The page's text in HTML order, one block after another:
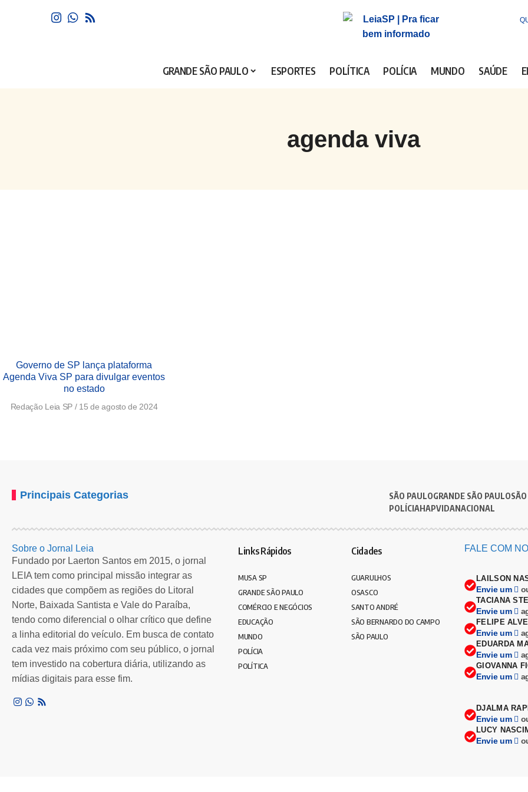
GRANDE SÃO PAULO ESPORTES POLÍTICA POLÍCIA MUNDO SAÚDE
agenda viva
Governo de SP lança plataforma
Agenda Viva SP para divulgar eventos
no estado
Redação Leia SP 15 de agosto de 2024
Principais Categorias SÃO PAULOGRANDE SÃO PAULO
POLÍCIAHAPVIDANACIONAL
Sobre o Jornal Leia
Fundado por Laerton Santos em 2015, o jornal
LEIA tem como principal missão integrar as
cidades que compõem as regiões do Litoral
Norte, Baixada Santista e Vale do Paraíba,
tendo como diferencial o olhar crítico que define
a linha editorial do veículo. Em busca de contato
cada vez mais próximo com seu público, o jornal
tem investido na cobertura diária, utilizando as
mídias digitais para esse fim.
Links Rápidos
MUSA SP
GRANDE SÃO PAULO
COMÉRCIO E NEGÓCIOS
EDUCAÇÃO
MUNDO
POLÍCIA
POLÍTICA
Cidades
GUARULHOS
OSASCO
SANTO ANDRÉ
SÃO BERNARDO DO CAMPO
SÃO PAULO
FALE COM
LAILSON
Envie um
TACIANA
Envie um
FELIPE
Envie um
EDUARDA
Envie um
GIOVANNA
Envie um
DJALMA
Envie um
LUCY
Envie um